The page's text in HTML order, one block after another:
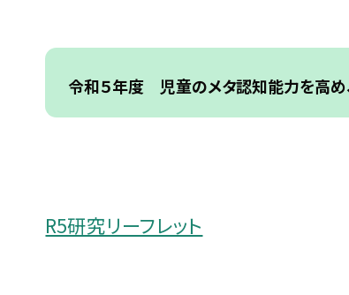
令和５年度 児童のメタ認知能力を高
R5研究リーフレット